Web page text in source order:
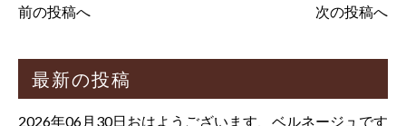
前の投稿へ 次の投稿へ
最新の投稿
2026年06月30日おはようございます、ベルネージュです